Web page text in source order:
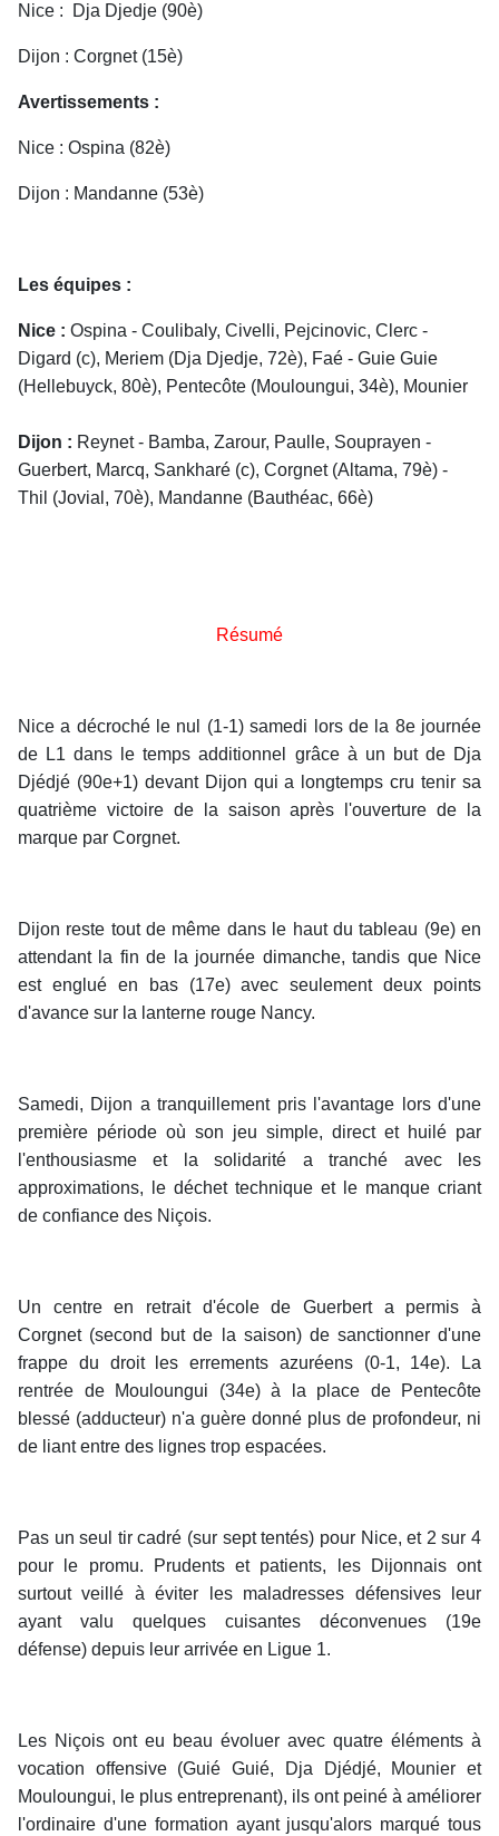
Nice : Dja Djedje (90è)
Dijon : Corgnet (15è)
Avertissements :
Nice : Ospina (82è)
Dijon : Mandanne (53è)
Les équipes :
Nice : Ospina - Coulibaly, Civelli, Pejcinovic, Clerc -
Digard (c), Meriem (Dja Djedje, 72è), Faé - Guie Guie
(Hellebuyck, 80è), Pentecôte (Mouloungui, 34è), Mounier
Dijon : Reynet - Bamba, Zarour, Paulle, Souprayen -
Guerbert, Marcq, Sankharé (c), Corgnet (Altama, 79è) -
Thil (Jovial, 70è), Mandanne (Bauthéac, 66è)
Résumé
Nice a décroché le nul (1-1) samedi lors de la 8e journée
de L1 dans le temps additionnel grâce à un but de Dja
Djédjé (90e+1) devant Dijon qui a longtemps cru tenir sa
quatrième victoire de la saison après l'ouverture de la
marque par Corgnet.
Dijon reste tout de même dans le haut du tableau (9e) en
attendant la fin de la journée dimanche, tandis que Nice
est englué en bas (17e) avec seulement deux points
d'avance sur la lanterne rouge Nancy.
Samedi, Dijon a tranquillement pris l'avantage lors d'une
première période où son jeu simple, direct et huilé par
l'enthousiasme et la solidarité a tranché avec les
approximations, le déchet technique et le manque criant
de confiance des Niçois.
Un centre en retrait d'école de Guerbert a permis à
Corgnet (second but de la saison) de sanctionner d'une
frappe du droit les errements azuréens (0-1, 14e). La
rentrée de Mouloungui (34e) à la place de Pentecôte
blessé (adducteur) n'a guère donné plus de profondeur, ni
de liant entre des lignes trop espacées.
Pas un seul tir cadré (sur sept tentés) pour Nice, et 2 sur 4
pour le promu. Prudents et patients, les Dijonnais ont
surtout veillé à éviter les maladresses défensives leur
ayant valu quelques cuisantes déconvenues (19e
défense) depuis leur arrivée en Ligue 1.
Les Niçois ont eu beau évoluer avec quatre éléments à
vocation offensive (Guié Guié, Dja Djédjé, Mounier et
Mouloungui, le plus entreprenant), ils ont peiné à améliorer
l'ordinaire d'une formation ayant jusqu'alors marqué tous